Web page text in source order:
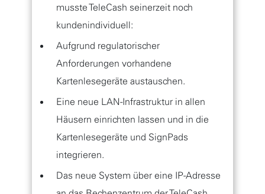
musste TeleCash seinerzeit noch
kundenindividuell:
Aufgrund regulatorischer
Anforderungen vorhandene
Kartenlesegeräte austauschen.
Eine neue LAN-Infrastruktur in allen
Häusern einrichten lassen und in die
Kartenlesegeräte und SignPads
integrieren.
Das neue System über eine IP-Adresse